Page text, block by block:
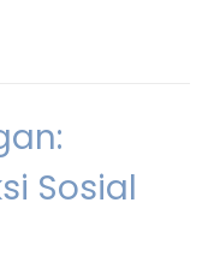
Sosial